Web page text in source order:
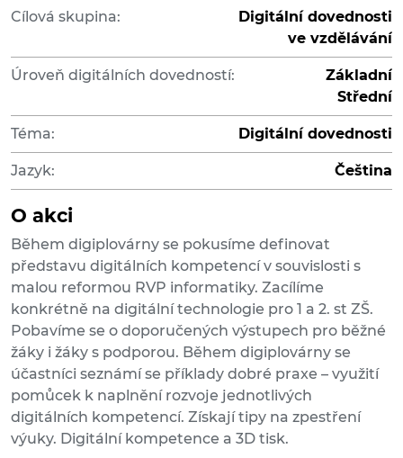
Cílová skupina:
Digitální dovednosti
ve vzdělávání
Úroveň digitálních dovedností:
Základní
Střední
Téma: Digitální dovednosti
Jazyk: Čeština
O akci
Během digiplovárny se pokusíme definovat
představu digitálních kompetencí v souvislosti s
malou reformou RVP informatiky. Zacílíme
konkrétně na digitální technologie pro 1 a 2. st ZŠ.
Pobavíme se o doporučených výstupech pro běžné
žáky i žáky s podporou. Během digiplovárny se
účastníci seznámí se příklady dobré praxe – využití
pomůcek k naplnění rozvoje jednotlivých
digitálních kompetencí. Získají tipy na zpestření
výuky. Digitální kompetence a 3D tisk.